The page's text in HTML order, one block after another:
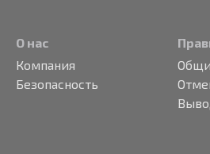
О нас
Компания
Безопасность